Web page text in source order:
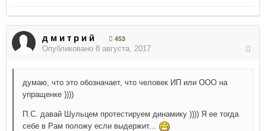
д м и т р и й
453
Опубликовано 8 августа, 2017
думаю, что это обозначает, что человек ИП или ООО на
упращенке ))))
П.С. давай Шульцем протестируем динамику )))) Я ее тогда
себе в Рам положу если выдержит...